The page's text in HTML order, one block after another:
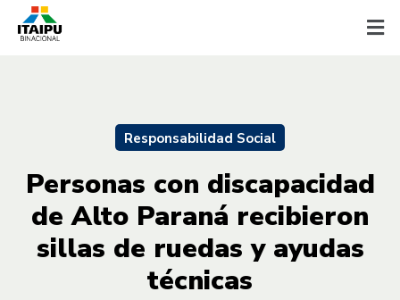
Responsabilidad Social
Personas con discapacidad
de Alto Paraná recibieron
sillas de ruedas y ayudas
técnicas